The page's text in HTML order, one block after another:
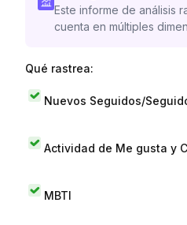
Este informe de análisis
cuenta en múltiples
Qué rastrea:
Nuevos Seguidos/
Actividad de Me gusta y
MBTI